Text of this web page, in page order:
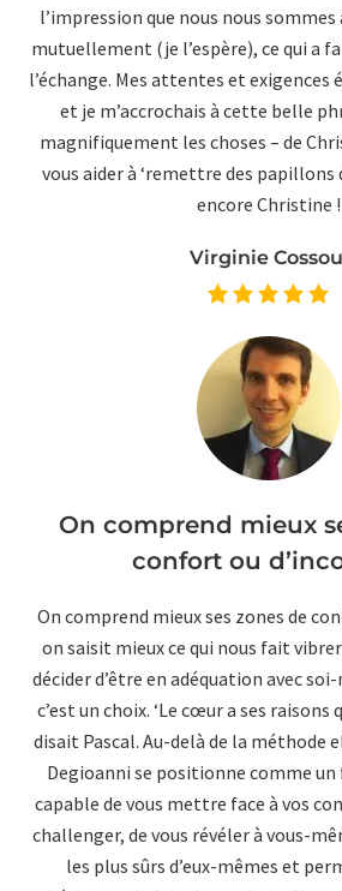
l’impression que nous nous
mutuellement (je l’espère), ce qui a
l’échange. Mes attentes et exigences
et je m’accrochais à cette belle
magnifiquement les choses – de
vous aider à ‘remettre des papillons
encore Christine !
Virginie
On comprend mieux
confort ou
On comprend mieux ses zones de
on saisit mieux ce qui nous fait
décider d’être en adéquation avec
c’est un choix. ‘Le cœur a ses raisons
disait Pascal. Au-delà de la méthode
Degioanni se positionne comme
capable de vous mettre face à vos
challenger, de vous révéler à vous-
les plus sûrs d’eux-mêmes et